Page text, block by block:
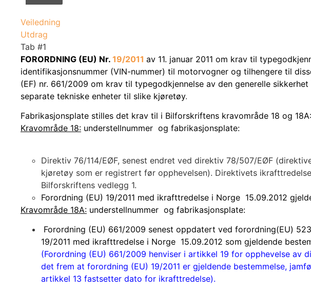
Veiledning
Utdrag
Tab #1
FORORDNING (EU) Nr. 19/2011 av 11. januar 2011 om krav til
identifikasjonsnummer (VIN-nummer) til motorvogner og tilhengere til
(EF) nr. 661/2009 om krav til typegodkjennelse av den generelle
separate tekniske enheter til slike kjøretøy.
Fabrikasjonsplate stilles det krav til i Bilforskriftens kravområde 18 og 18A:
Kravområde 18: understellnummer og fabrikasjonsplate:
Direktiv 76/114/EØF, senest endret ved direktiv 78/507/EØF
kjøretøy som er registrert før opphevelsen). Direktivets
Bilforskriftens vedlegg 1.
Forordning (EU) 19/2011 med ikrafttredelse i Norge 15.09.2012
Kravområde 18A: understellnummer og fabrikasjonsplate:
Forordning (EU) 661/2009 senest oppdatert ved forordning(EU)
19/2011 med ikrafttredelse i Norge 15.09.2012 som gjeldende
(Forordning (EU) 661/2009 henviser i artikkel 19 for opphevelse av
det frem at forordning (EU) 19/2011 er gjeldende bestemmelse,
artikkel 13 fastsetter dato for ikrafttredelse).